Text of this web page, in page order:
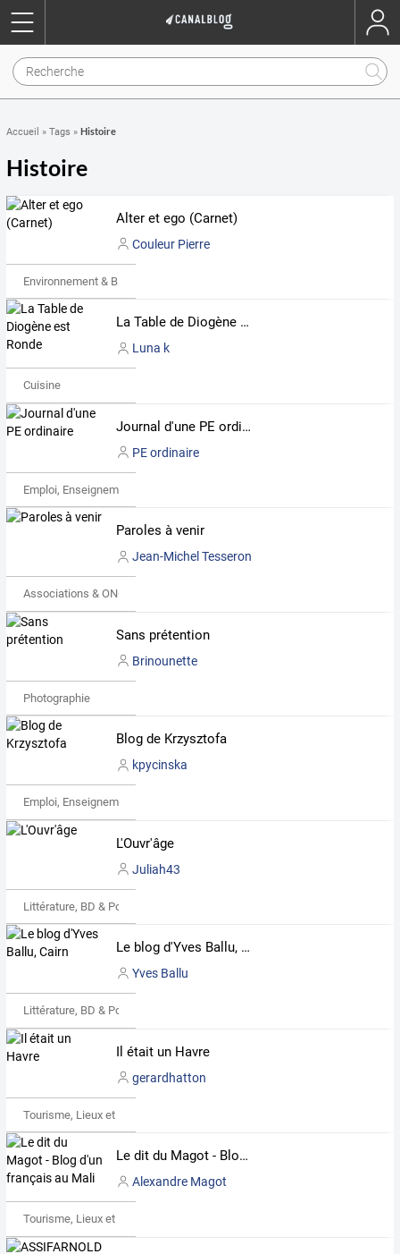
Accueil » Tags » Histoire
Histoire
Alter et ego (Carnet)
Couleur Pierre
Environnement & Bio
La Table de Diogène est Ronde
Luna k
Cuisine
Journal d'une PE ordinaire
PE ordinaire
Emploi, Enseignement & Etudes
Paroles à venir
Jean-Michel Tesseron
Associations & ONG
Sans prétention
Brinounette
Photographie
Blog de Krzysztofa
kpycinska
Emploi, Enseignement & Etudes
L'Ouvr'âge
Juliah43
Littérature, BD & Poésie
Le blog d'Yves Ballu, Cairn
Yves Ballu
Littérature, BD & Poésie
Il était un Havre
gerardhatton
Tourisme, Lieux et Événements
Le dit du Magot - Blog d'un français au Mali
Alexandre Magot
Tourisme, Lieux et Événements